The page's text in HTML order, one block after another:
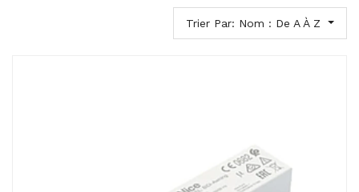
Trier Par: Nom : De A À Z